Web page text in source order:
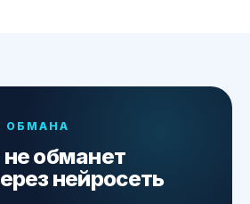
ОБМАНА
обманет
нейросеть